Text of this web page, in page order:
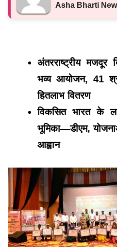
Asha Bharti
अंतरराष्ट्रीय
भव्य आयोजन, 41
हितलाभ वितरण
विकसित भारत के
भूमिका—डीएम,
आह्वान